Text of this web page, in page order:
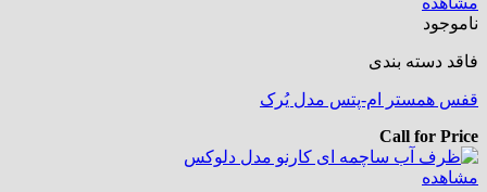
ناموجود
فاقد دسته بندی
قفس همستر ام-پتس مدل یُرک
Call for Price
مشاهده